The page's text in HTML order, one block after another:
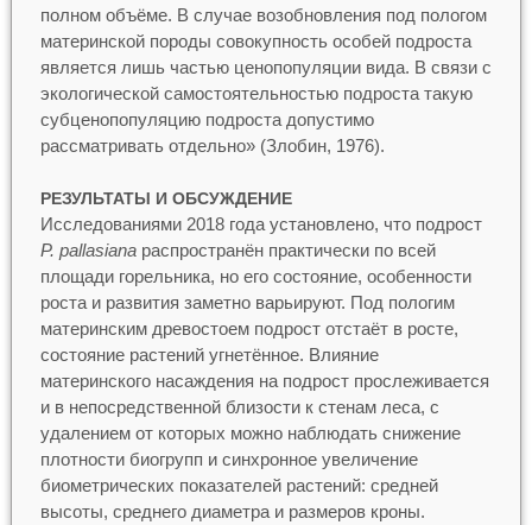
полном объёме. В случае возобновления под пологом
материнской породы совокупность особей подроста
является лишь частью ценопопуляции вида. В связи с
экологической самостоятельностью подроста такую
субценопопуляцию подроста допустимо
рассматривать отдельно» (Злобин, 1976).
РЕЗУЛЬТАТЫ И ОБСУЖДЕНИЕ
Исследованиями 2018 года установлено, что подрост
P. рallasianaраспространён практически по всей
площади горельника, но его состояние, особенности
роста и развития заметно варьируют. Под пологим
материнским древостоем подрост отстаёт в росте,
состояние растений угнетённое. Влияние
материнского насаждения на подрост прослеживается
и в непосредственной близости к стенам леса, с
удалением от которых можно наблюдать снижение
плотности биогрупп и синхронное увеличение
биометрических показателей растений: средней
высоты, среднего диаметра и размеров кроны.